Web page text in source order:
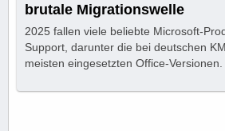
brutale Migrationswelle
2025 fallen viele beliebte Microsoft-
Support, darunter die bei deutschen
meisten eingesetzten Office-Versionen.